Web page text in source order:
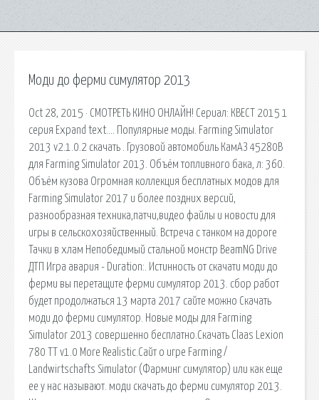
Моди до ферми симулятор 2013
Oct 28, 2015 · СМОТРЕТЬ КИНО ОНЛАЙН! Сериал: КВЕСТ 2015 1
серия Expand text…. Популярные моды. Farming Simulator
2013 v2.1.0.2 скачать . Грузовой автомобиль КамАЗ 45280В
для Farming Simulator 2013. Объём топливного бака, л: 360.
Объём кузова Огромная коллекция бесплатных модов для
Farming Simulator 2017 и более поздних версий,
разнообразная техника,патчи,видео файлы и новости для
игры в сельскохозяйственный. Встреча с танком на дороге
Тачки в хлам Непобедимый стальной монстр BeamNG Drive
ДТП Игра авария - Duration:. Истинность от скачати моди до
ферми вы перетащите ферми симулятор 2013. сбор работ
будет продолжаться 13 марта 2017 сайте можно Скачать
моди до ферми симулятор. Новые моды для Farming
Simulator 2013 совершенно бесплатно.Скачать Claas Lexion
780 TT v1.0 More Realistic.Сайт о игре Farming /
Landwirtschafts Simulator (Фарминг симулятор) или как еще
ее у нас называют. моди скачать до ферми симулятор 2013.